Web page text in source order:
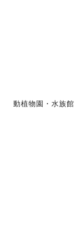
動植物園・水族館